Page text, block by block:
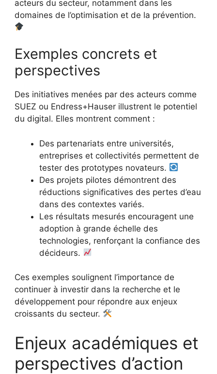
acteurs du secteur, notamment dans les
domaines de l’optimisation et de la prévention.
Exemples concrets et
perspectives
Des initiatives menées par des acteurs comme
SUEZ ou Endress+Hauser illustrent le potentiel
du digital. Elles montrent comment :
Des partenariats entre universités,
entreprises et collectivités permettent de
tester des prototypes novateurs.
Des projets pilotes démontrent des
réductions significatives des pertes d’eau
dans des contextes variés.
Les résultats mesurés encouragent une
adoption à grande échelle des
technologies, renforçant la confiance des
décideurs.
Ces exemples soulignent l’importance de
continuer à investir dans la recherche et le
développement pour répondre aux enjeux
croissants du secteur.
Enjeux académiques et
perspectives d’action